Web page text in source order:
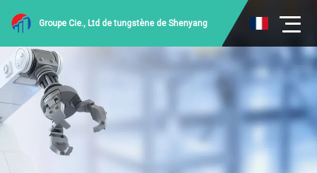
Groupe Cie., Ltd de tungstène de Shenyang